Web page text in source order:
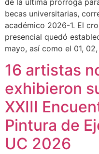
becas universitarias,
académico 2026-1. El
presencial quedó
mayo, así como el 01,
16 artistas
exhibieron
XXIII
Pintura de
UC 2026